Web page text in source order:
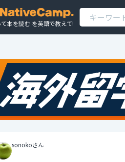
本を読む を英語で教えて!
sonokoさん